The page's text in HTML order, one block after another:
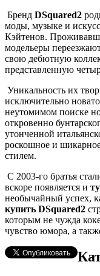
Бренд DSquared2
моды, музыке и
Кэйтенов.
модельеры
свою дебютную
представленную
Уникальность их
исключительно
неутомимом поиске
откровенно
утонченной
роскошное и
стилем.
С 2003-го братья
вскоре появляется и
необычайный успех,
купить DSquared2
которым не чужда
чувство юмора, а